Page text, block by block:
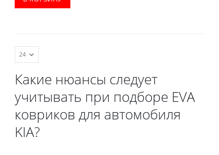
водительский коврик,
Какие нюансы следует
учитывать при подборе EVA
ковриков для автомобиля
KIA?